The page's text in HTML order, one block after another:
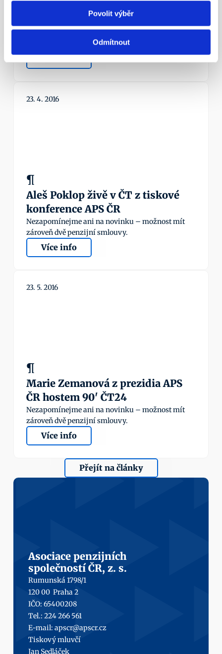
Povolit výběr
Odmítnout
Státní důchod? Důchodový věk
zároveň dvě penzijní smlouvy.
23. 4. 2016
¶
Aleš Poklop živě v ČT z tiskové
konference APS ČR
Nezapomínejme ani na novinku – možnost mít
zároveň dvě penzijní smlouvy.
Více info
23. 5. 2016
¶
Marie Zemanová z prezidia APS
ČR hostem 90' ČT24
Nezapomínejme ani na novinku – možnost mít
zároveň dvě penzijní smlouvy.
Více info
Přejít na články
Asociace penzijních
společností ČR, z. s.
Rumunská 1798/1
120 00  Praha 2
IČO: 65400208
Tel.: 224 266 561
E-mail: apscr@apscr.cz
Tiskový mluvčí
Jan Sedláček